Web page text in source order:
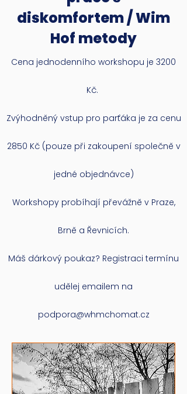
Cena jednodenního workshopu je 3200
Kč.
Zvýhodněný vstup pro parťáka je za cenu
2850 Kč (pouze při zakoupení společně v
jedné objednávce)
Workshopy probíhají převážně v Praze,
Brně a Řevnicích.
Máš dárkový poukaz? Registraci termínu
udělej emailem na
podpora@whmchomat.cz
diskomfortem / Wim
Hof metody